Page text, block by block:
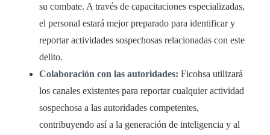
su combate. A través de capacitaciones especializadas,
el personal estará mejor preparado para identificar y
reportar actividades sospechosas relacionadas con este
delito.
Colaboración con las autoridades: Ficohsa utilizará
los canales existentes para reportar cualquier actividad
sospechosa a las autoridades competentes,
contribuyendo así a la generación de inteligencia y al